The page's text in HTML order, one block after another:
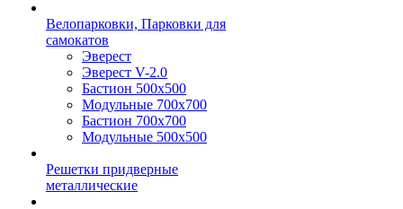
Велопарковки, Парковки для
самокатов
Эверест
Эверест V-2.0
Бастион 500х500
Модульные 700х700
Бастион 700х700
Модульные 500х500
Решетки придверные
металлические